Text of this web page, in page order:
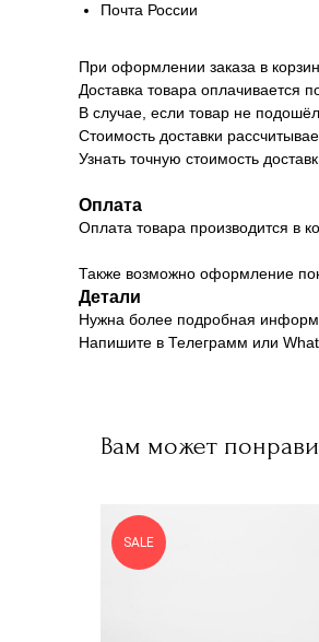
Почта России
При оформлении заказа в
Доставка товара оплачивается
В случае, если товар не
Стоимость доставки
Узнать точную стоимость
Оплата
Оплата товара производится в
Также возможно оформление
Детали
Нужна более подробная
Напишите в Телеграмм или
Вам может
SALE